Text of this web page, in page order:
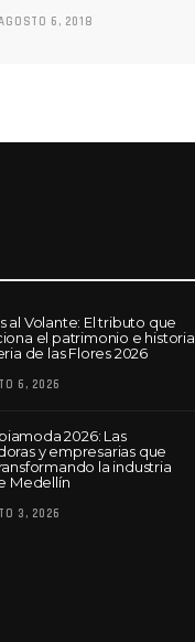
6, 2018
al Volante: El tributo que
el patrimonio e historia
de las Flores 2026
6, 2026
2026: Las
y empresarias que
la industria
Medellín
3, 2026